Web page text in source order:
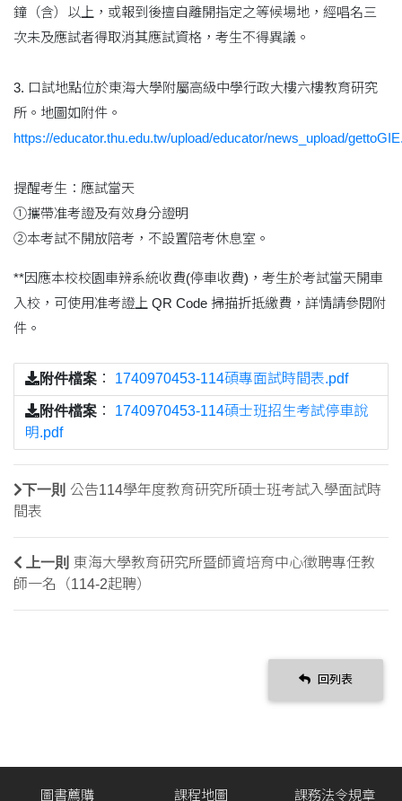
鐘（含）以上，或報到後擅自離開指定之等候場地，經唱名三
次未及應試者得取消其應試資格，考生不得異議。
3. 口試地點位於東海大學附屬高級中學行政大樓六樓教育研究
所。地圖如附件。
https://educator.thu.edu.tw/upload/educator/news_upload/
提醒考生：應試當天
①攜帶准考證及有效身分證明
②本考試不開放陪考，不設置陪考休息室。
**因應本校校園車辨系統收費(停車收費)，考生於考試當天開車
入校，可使用准考證上 QR Code 掃描折抵繳費，詳情請參閱附
件。
附件檔案 ： 1740970453-114碩專面試時間表.pdf
附件檔案 ： 1740970453-114碩士班招生考試停車說
明.pdf
下一則 公告114學年度教育研究所碩士班考試入學面試時
間表
上一則 東海大學教育研究所暨師資培育中心徵聘專任教
師一名（114-2起聘）
回列表
圖書薦購 課程地圖 課務法令規章